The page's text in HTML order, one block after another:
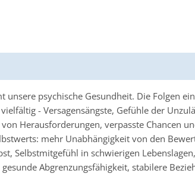
psychische Gesundheit. Die Folgen
- Versagensängste, Gefühle der
Herausforderungen, verpasste Chancen
mehr Unabhängigkeit von den
Selbstmitgefühl in schwierigen
Abgrenzungsfähigkeit, stabilere